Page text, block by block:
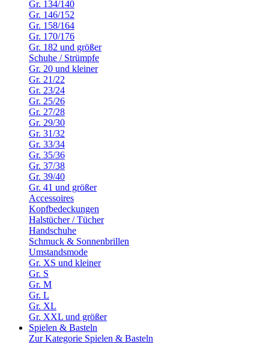
Gr. 134/140
Gr. 146/152
Gr. 158/164
Gr. 170/176
Gr. 182 und größer
Schuhe / Strümpfe
Gr. 20 und kleiner
Gr. 21/22
Gr. 23/24
Gr. 25/26
Gr. 27/28
Gr. 29/30
Gr. 31/32
Gr. 33/34
Gr. 35/36
Gr. 37/38
Gr. 39/40
Gr. 41 und größer
Accessoires
Kopfbedeckungen
Halstücher / Tücher
Handschuhe
Schmuck & Sonnenbrillen
Umstandsmode
Gr. XS und kleiner
Gr. S
Gr. M
Gr. L
Gr. XL
Gr. XXL und größer
Spielen & Basteln
Zur Kategorie Spielen & Basteln